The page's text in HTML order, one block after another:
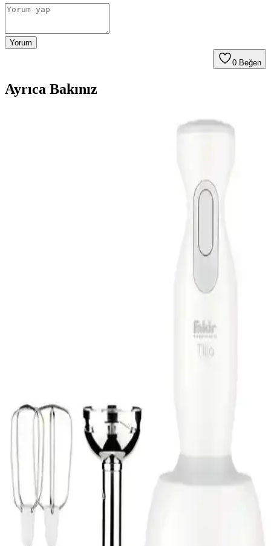
Yorum
0 Beğen
Ayrıca Bakınız
Fakir toz torbasız süpürge modelleriyle hijyen ve
fonksiyonlu modelleriyle ev temizliği artık daha kolay ve sağlıklı.
Fakir Mono Rouge ve Karaca Hüps kahve makineleri, kullanım
kolaylığı, kahve kalitesi ve tasarım açısından karşılaştırıldı.
Fakir Freelander NH 5056 Toz Torbasız Elektrikli
tasarımıyla modern temizlik çözümleri sunar. HEPA filtresi ve sessiz
çalışma özelliğiyle sağlıklı ve pratik kullanım sağlar.
Quadro'nun özellikleri, performansları ve kullanıcı deneyimleri
detaylı şekilde inceleniyor. Hangi ürün sizin için uygun?
Fakir Bestea ve Fakir Chaimood Çay Makinesi
Karşılaştırması 2023
Fakir Bestea ve Fakir Chaimood modellerinin güç, malzeme, tasarım
ve kullanıcı geri bildirimleriyle detaylı karşılaştırması.
Fakir Retroplex Rosie ile Karaca Mastermaid Chef